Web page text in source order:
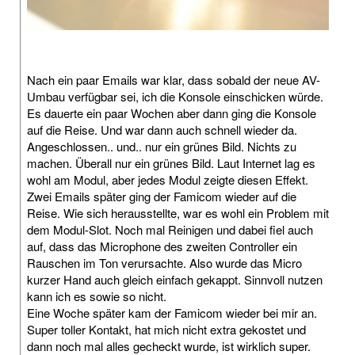
Nach ein paar Emails war klar, dass sobald der neue AV-
Umbau verfügbar sei, ich die Konsole einschicken würde.
Es dauerte ein paar Wochen aber dann ging die Konsole
auf die Reise. Und war dann auch schnell wieder da.
Angeschlossen.. und.. nur ein grünes Bild. Nichts zu
machen. Überall nur ein grünes Bild. Laut Internet lag es
wohl am Modul, aber jedes Modul zeigte diesen Effekt.
Zwei Emails später ging der Famicom wieder auf die
Reise. Wie sich herausstellte, war es wohl ein Problem mit
dem Modul-Slot. Noch mal Reinigen und dabei fiel auch
auf, dass das Microphone des zweiten Controller ein
Rauschen im Ton verursachte. Also wurde das Micro
kurzer Hand auch gleich einfach gekappt. Sinnvoll nutzen
kann ich es sowie so nicht.
Eine Woche später kam der Famicom wieder bei mir an.
Super toller Kontakt, hat mich nicht extra gekostet und
dann noch mal alles gecheckt wurde, ist wirklich super.